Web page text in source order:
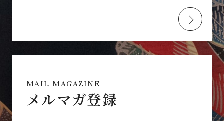
MAIL MAGAZINE
メルマガ登録